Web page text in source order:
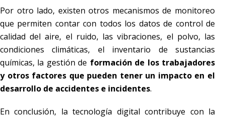
Por otro lado, existen otros mecanismos de monitoreo
que permiten contar con todos los datos de control de
calidad del aire, el ruido, las vibraciones, el polvo, las
condiciones climáticas, el inventario de sustancias
químicas, la gestión de formación de los trabajadores
y otros factores que pueden tener un impacto en el
desarrollo de accidentes e incidentes.
En conclusión, la tecnología digital contribuye con la